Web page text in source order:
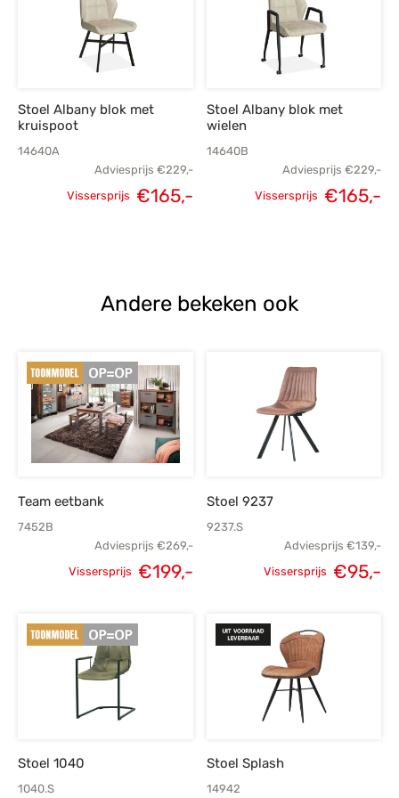
Stoel Albany blok met
kruispoot
14640A
Adviesprijs €229,-
Oorspronkelijke
Vissersprijs €165,-Huidige
Stoel Albany blok met
wielen
14640B
Adviesprijs €229,-
Oorspronkelijke
Vissersprijs €165,-
Andere bekeken ook
Team eetbank
7452B
Adviesprijs €269,-
prijs was:
€269,-.
Vissersprijs €199,-
prijs is:
€199,-.
Stoel 9237
9237.S
Adviesprijs €139,-
Oorspronkelijke
Vissersprijs €95,-
Stoel 1040
1040.S
Stoel Splash
14942